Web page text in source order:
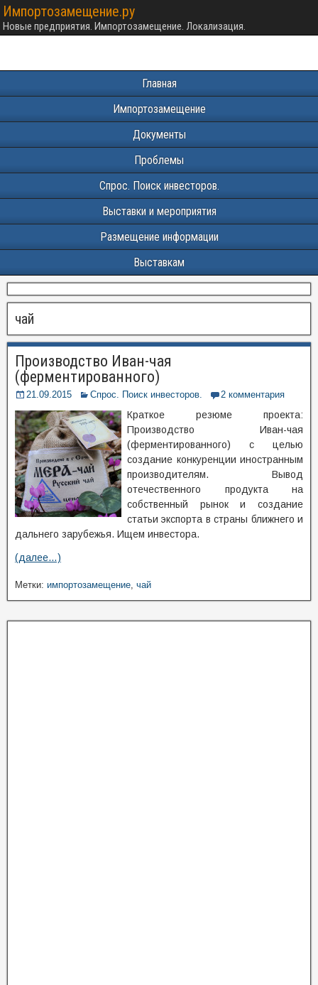
Импортозамещение.ру
Новые предприятия. Импортозамещение. Локализация.
Главная
Импортозамещение
Документы
Проблемы
Спрос. Поиск инвесторов.
Выставки и мероприятия
Размещение информации
Выставкам
чай
Производство Иван-чая
(ферментированного)
21.09.2015 Спрос. Поиск инвесторов. 2 комментария
Краткое резюме проекта:
Производство Иван-чая
(ферментированного) с целью
создание конкуренции иностранным
производителям. Вывод
отечественного продукта на
собственный рынок и создание
статьи экспорта в страны ближнего и
дальнего зарубежья. Ищем инвестора.
(далее…)
Метки: импортозамещение, чай